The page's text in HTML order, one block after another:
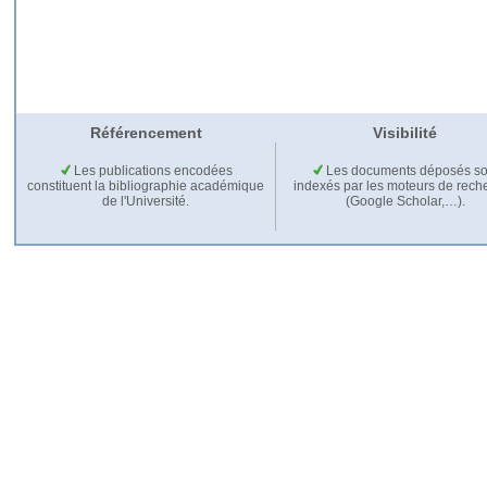
Référencement Visibilité
Les publications encodées
constituent la bibliographie académique
de l'Université.
Les documents déposés
indexés par les moteurs de
(Google Scholar,…).